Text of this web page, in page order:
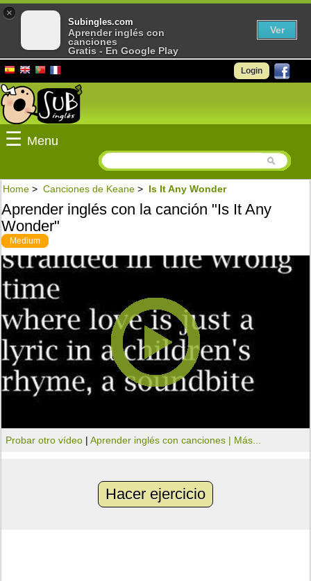
Login
☰ Menu
Home > Canciones de Keane > Is It Any Wonder
Aprender inglés con la canción "Is It Any
Wonder"
Medium
Probar otro vídeo |Aprender inglés con canciones | Más...
Hacer ejercicio
×
Subingles.com
Aprender inglés con
canciones
Gratis - En Google Play
Ver